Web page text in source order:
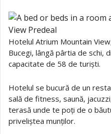
Hotelul Atrium Mountain
Bucegi, lângă pârtia de schi,
capacitate de 58 de turiști.
Hotelul se bucură de un
sală de fitness, saună,
terasă unde te poți de o
priveliștea munților.